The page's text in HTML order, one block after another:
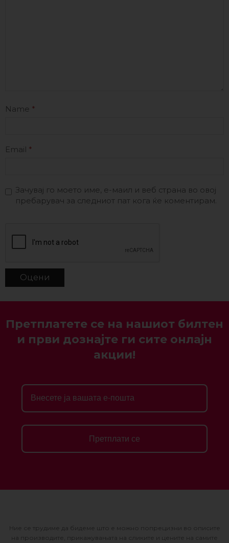
Name *
Email *
Зачувај го моето име, е-маил и веб страна во овој
пребарувач за следниот пат кога ќе коментирам.
Претплатете се на нашиот билтен
и први дознајте ги сите онлајн
акции!
Претплати се
Ние се трудиме да бидеме што е можно попрецизни во описите
на производите, прикажувањата на сликите и цените на самите